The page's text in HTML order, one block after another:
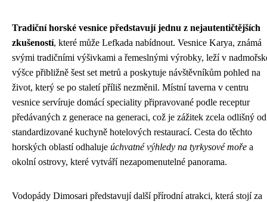
Tradiční horské vesnice představují jednu z nejautentičtějších
zkušeností, které může Lefkada nabídnout. Vesnice Karya, známá
svými tradičními výšivkami a řemeslnými výrobky, leží v
výšce přibližně šest set metrů a poskytuje návštěvníkům pohled na
život, který se po staletí příliš nezměnil. Místní taverna v centru
vesnice servíruje domácí speciality připravované podle receptur
předávaných z generace na generaci, což je zážitek zcela odlišný od
standardizované kuchyně hotelových restaurací. Cesta do těchto
horských oblastí odhaluje úchvatné výhledy na tyrkysové moře a
okolní ostrovy, které vytváří nezapomenutelné panorama.
Vodopády Dimosari představují další přírodní atrakci, která stojí za